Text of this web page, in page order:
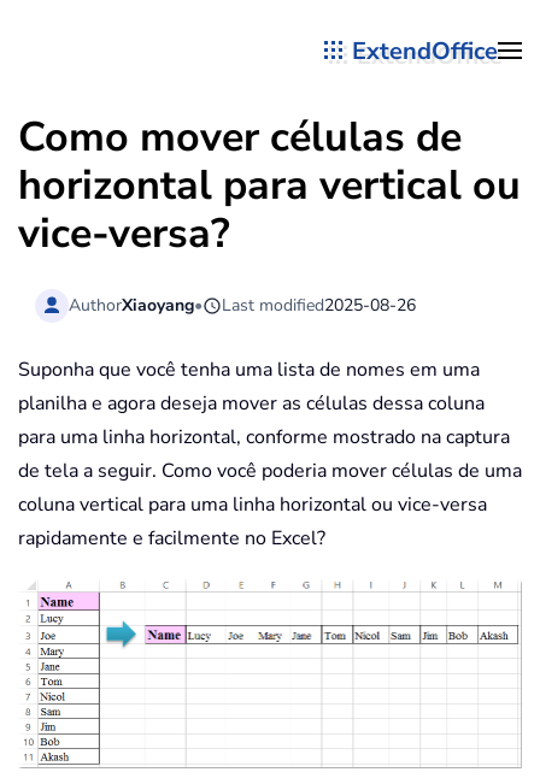
ExtendOffice
Como mover células de
horizontal para vertical ou
vice-versa?
AuthorXiaoyang• Last modified2025-08-26
Suponha que você tenha uma lista de nomes em uma
planilha e agora deseja mover as células dessa coluna
para uma linha horizontal, conforme mostrado na captura
de tela a seguir. Como você poderia mover células de uma
coluna vertical para uma linha horizontal ou vice-versa
rapidamente e facilmente no Excel?